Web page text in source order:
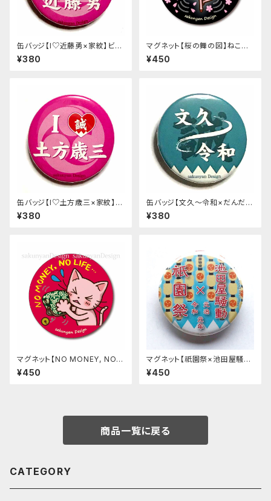
缶バッジ【I♡近藤勇×家紋】ビビ
ットピンク*
¥380
マグネット【桜の舞の図】ねこち
＆さくにゃん
¥450
缶バッジ【I♡土方歳三×家紋】ビ
ビットピンク
¥380
缶バッジ【文久〜令和×だんだ
ら】浅葱色
¥380
マグネット【NO MONEY, NO L
IFE…】ねこち＆さくにゃん
¥450
マグネット【祇園祭×池田屋騒
動】水色《令和元年祇園祭限定》
¥450
商品一覧に戻る
CATEGORY